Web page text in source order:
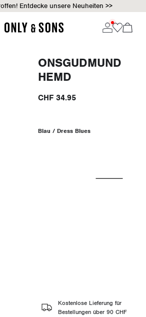
Entdecke unsere Neuheiten >>
ONSGUDMUND
HEMD
CHF 34.95
Blau / Dress Blues
Kostenlose Lieferung für
Bestellungen über 90 CHF